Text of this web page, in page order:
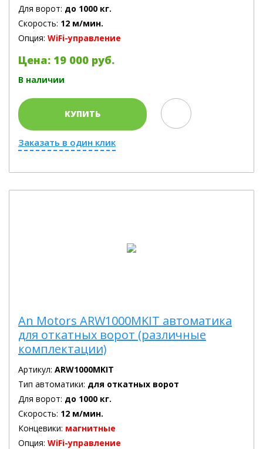
Для ворот: до 1000 кг.
Скорость: 12 м/мин.
Опция: WiFi-управление
Цена: 19 000 руб.
В наличии
КУПИТЬ
Заказать в один клик
An Motors ARW1000MKIT автоматика
для откатных ворот (различные
комплектации)
Артикул: ARW1000MKIT
Тип автоматики: для откатных ворот
Для ворот: до 1000 кг.
Скорость: 12 м/мин.
Концевики: магнитные
Опция: WiFi-управление